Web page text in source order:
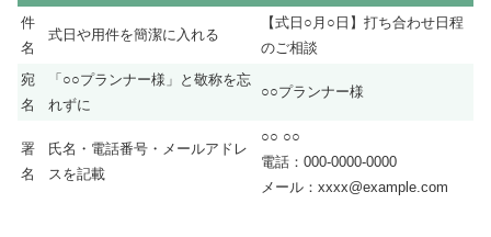
件
名
式日や用件を簡潔に入れる
【式日○月○日】打ち合わせ日程
のご相談
宛
名
「○○プランナー様」と敬称を忘
れずに
○○プランナー様
署
名
氏名・電話番号・メールアドレ
スを記載
○○ ○○
電話：000-0000-0000
メール：xxxx@example.com